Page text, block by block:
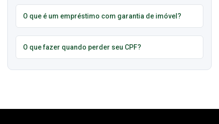
O que é um empréstimo com garantia de imóvel?
O que fazer quando perder seu CPF?